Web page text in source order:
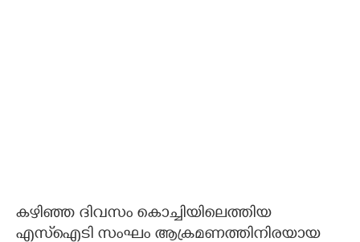
കഴിഞ്ഞ ദിവസം കൊച്ചിയിലെത്തിയ
എസ്ഐടി സംഘം ആക്രമണത്തിനിരയായ